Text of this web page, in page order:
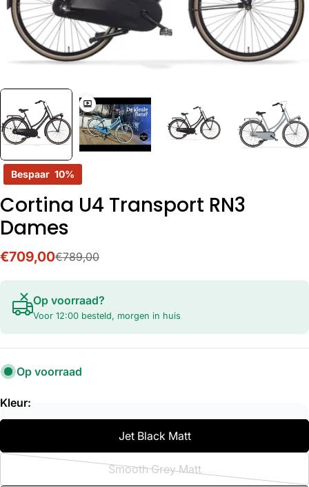
Bespaar 10%
Cortina U4 Transport RN3
Dames
Verkoopprijs
€709,00
Normale€789,00
Op voorraad?
Voor 12:00 besteld, morgen in huis
Op voorraad
Kleur:
Jet Black Matt
Smooth Grey Matt
Variant